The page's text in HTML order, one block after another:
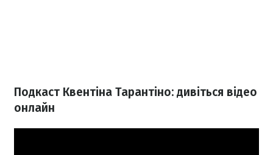
Подкаст Квентіна Тарантіно: дивіться відео
онлайн